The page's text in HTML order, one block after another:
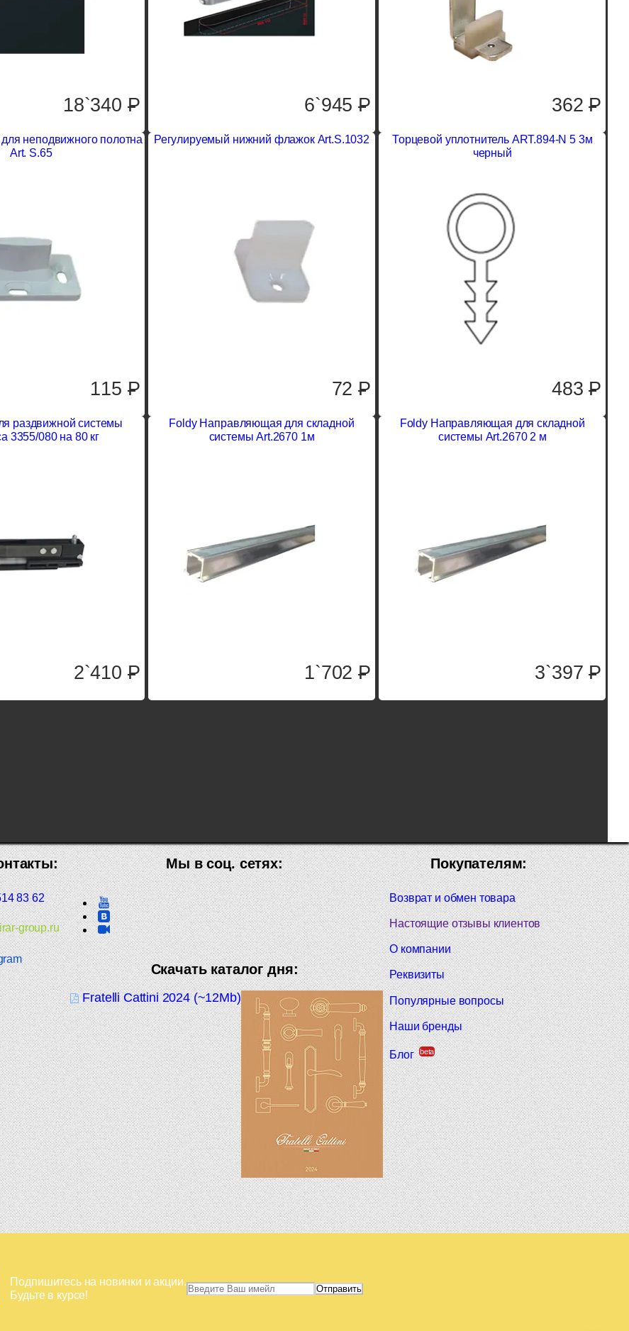
18`340 P 6`945P 362P
неподвижного полотна
Art. S.65
115 P
Регулируемый нижний флажок Art.S.1032
72P
Торцевой уплотнитель ART.894-N 5 3м
черный
483P
раздвижной системы
3355/080 на 80 кг
2`410 P
Foldy Направляющая для складной
системы Art.2670 1м
1`702P
Foldy Направляющая для складной
системы Art.2670 2 м
3`397P
Покупателям:
Возврат и обмен товара
Настоящие отзывы клиентов
О компании
Реквизиты
Популярные вопросы
Наши бренды
Блог beta
Мы в соц. сетях:
Скачать каталог дня:
Fratelli Cattini 2024 (~12Mb)
83 62
group.ru
Подпишитесь на новинки и акции.
Будьте в курсе!